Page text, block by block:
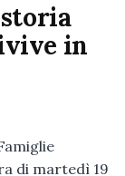
storia
in
di martedì 19